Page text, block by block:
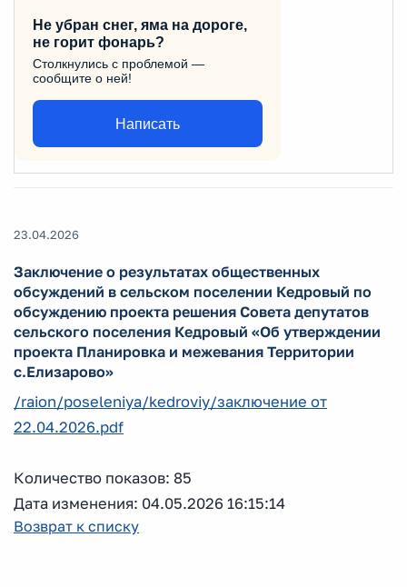
Не убран снег, яма на дороге,
не горит фонарь?
Столкнулись с проблемой —
сообщите о ней!
Написать
23.04.2026
Заключение о результатах общественных
обсуждений в сельском поселении Кедровый по
обсуждению проекта решения Совета депутатов
сельского поселения Кедровый «Об утверждении
проекта Планировка и межевания Территории
с.Елизарово»
/raion/poseleniya/kedroviy/заключение от
22.04.2026.pdf
Количество показов: 85
Дата изменения: 04.05.2026 16:15:14
Возврат к списку